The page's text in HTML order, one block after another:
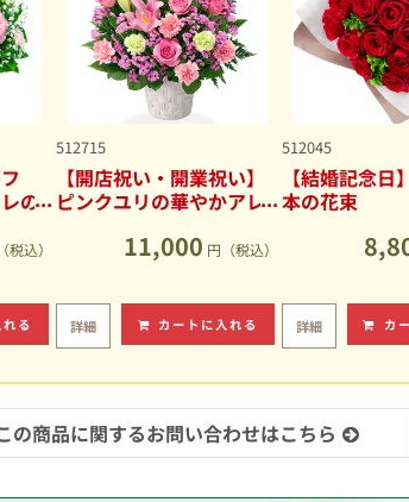
の
税込）
る
512715
【開店祝い・開業祝い】
ピンクユリの華やかアレ
11,000 円（税込）
詳細 カートに入れる
512045
【結婚記念日
本の花束
詳細 カ
の商品に関するお問い合わせはこちら